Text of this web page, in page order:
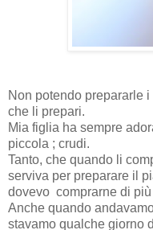
Non potendo prepararle
che li prepari.
Mia figlia ha sempre
piccola ; crudi.
Tanto, che quando li
serviva per preparare il
dovevo comprarne di
Anche quando
stavamo qualche giorno